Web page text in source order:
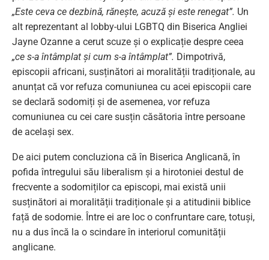
„Este ceva ce dezbină, rănește, acuză și este renegat”. Un
alt reprezentant al lobby-ului LGBTQ din Biserica Angliei
Jayne Ozanne a cerut scuze și o explicație despre ceea
„ce s-a întâmplat și cum s-a întâmplat”. Dimpotrivă,
episcopii africani, susținători ai moralității tradiționale, au
anunțat că vor refuza comuniunea cu acei episcopii care
se declară sodomiți și de asemenea, vor refuza
comuniunea cu cei care susțin căsătoria între persoane
de același sex.
De aici putem concluziona că în Biserica Anglicană, în
pofida întregului său liberalism și a hirotoniei destul de
frecvente a sodomiților ca episcopi, mai există unii
susținători ai moralității tradiționale și a atitudinii biblice
față de sodomie. Între ei are loc o confruntare care, totuși,
nu a dus încă la o scindare în interiorul comunității
anglicane.